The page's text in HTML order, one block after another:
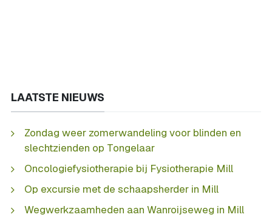
LAATSTE NIEUWS
Zondag weer zomerwandeling voor blinden en
slechtzienden op Tongelaar
Oncologiefysiotherapie bij Fysiotherapie Mill
Op excursie met de schaapsherder in Mill
Wegwerkzaamheden aan Wanroijseweg in Mill